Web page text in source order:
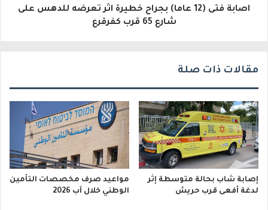
اصابة فتى (12 عاما) بجراح خطيرة اثر تعرضه للدهس على
شارع 65 قرب كفرقرع
مقالات ذات صلة
إصابة شاب بحالة متوسطة إثر
لدغة أفعى قرب حريش
مواعيد صرف مخصصات التأمين
الوطني خلال آب 2026